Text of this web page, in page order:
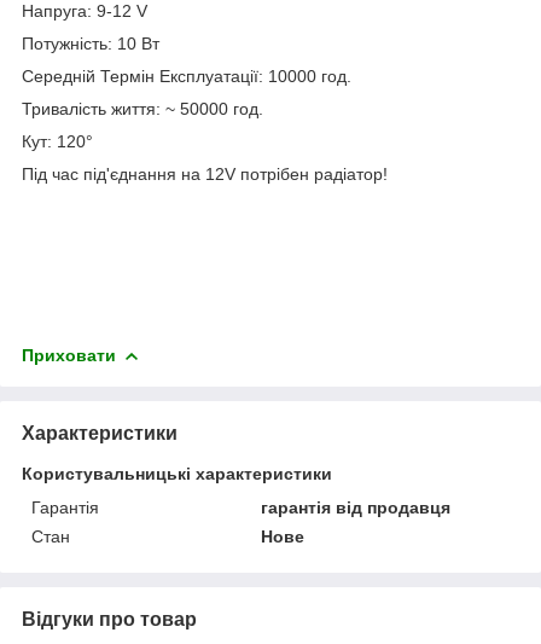
Напруга: 9-12 V
Потужність: 10 Вт
Середній Термін Експлуатації: 10000 год.
Тривалість життя: ~ 50000 год.
Кут: 120°
Під час під'єднання на 12V потрібен радіатор!
Приховати
Характеристики
Користувальницькі характеристики
Гарантія
гарантія від продавця
Стан
Нове
Відгуки про товар